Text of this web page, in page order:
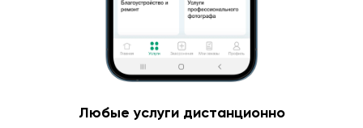
Любые услуги дистанционно